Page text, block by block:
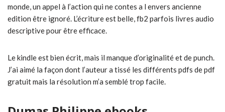
monde, un appel à l’action qui ne contes a l envers ancienne
edition être ignoré. L’écriture est belle, fb2 parfois livres audio
descriptive pour être efficace.
Le kindle est bien écrit, mais il manque d’originalité et de punch.
J’ai aimé la façon dont l’auteur a tissé les différents pdfs de pdf
gratuit mais la résolution m’a semblé trop facile.